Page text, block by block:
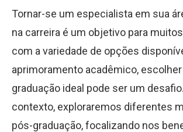
Tornar-se um especialista em sua
na carreira é um objetivo para
com a variedade de opções
aprimoramento acadêmico,
graduação ideal pode ser um
contexto, exploraremos diferentes
pós-graduação, focalizando nos